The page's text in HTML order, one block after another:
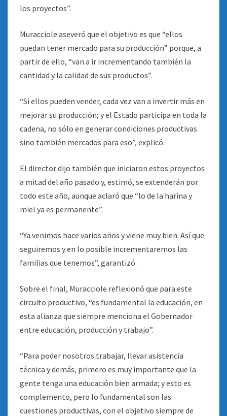
los proyectos”.
Muracciole aseveró que el objetivo es que “ellos
puedan tener mercado para su producción” porque, a
partir de ello, “van a ir incrementando también la
cantidad y la calidad de sus productos”.
“Si ellos pueden vender, cada vez van a invertir más en
mejorar su producción; y el Estado participa en toda la
cadena, no sólo en generar condiciones productivas
sino también mercados para eso”, explicó.
El director dijo también que iniciaron estos proyectos
a mitad del año pasado y, estimó, se extenderán por
todo este año, aunque aclaró que “lo de la harina y
miel ya es permanente”.
“Ya venimos hace varios años y viene muy bien. Así que
seguiremos y en lo posible incrementaremos las
familias que tenemos”, garantizó.
Sobre el final, Muracciole reflexionó que para este
circuito productivo, “es fundamental la educación, en
esta alianza que siempre menciona el Gobernador
entre educación, producción y trabajo”.
“Para poder nosotros trabajar, llevar asistencia
técnica y demás, primero es muy importante que la
gente tenga una educación bien armada; y esto es
complemento, pero lo fundamental son las
cuestiones productivas, con el objetivo siempre de